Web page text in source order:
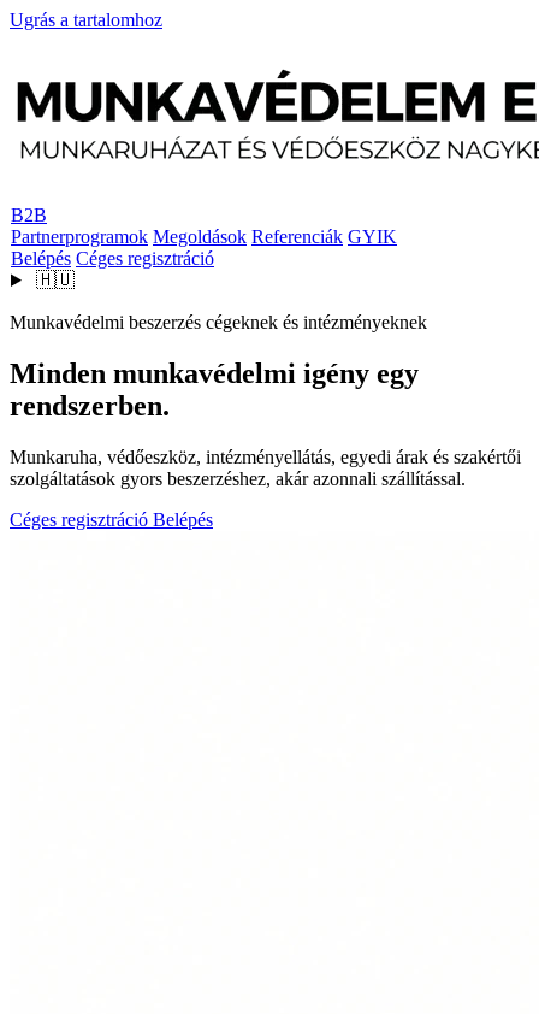
Ugrás a tartalomhoz
B2B
Partnerprogramok Megoldások Referenciák GYIK
Belépés Céges regisztráció
🇭🇺
Munkavédelmi beszerzés cégeknek és intézményeknek
Minden munkavédelmi igény egy
rendszerben.
Munkaruha, védőeszköz, intézményellátás, egyedi árak és szakértői
szolgáltatások gyors beszerzéshez, akár azonnali szállítással.
Céges regisztráció Belépés